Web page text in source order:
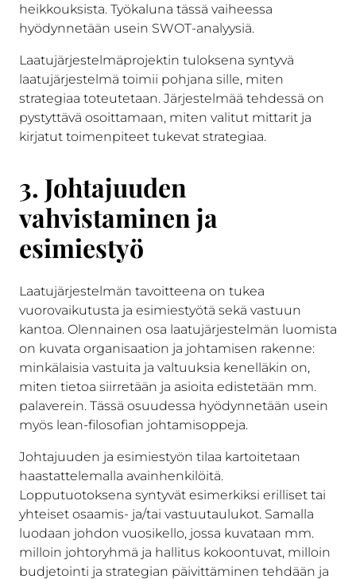
heikkouksista. Työkaluna tässä vaiheessa
hyödynnetään usein SWOT-analyysiä.
Laatujärjestelmäprojektin tuloksena syntyvä
laatujärjestelmä toimii pohjana sille, miten
strategiaa toteutetaan. Järjestelmää tehdessä on
pystyttävä osoittamaan, miten valitut mittarit ja
kirjatut toimenpiteet tukevat strategiaa.
3. Johtajuuden
vahvistaminen ja
esimiestyö
Laatujärjestelmän tavoitteena on tukea
vuorovaikutusta ja esimiestyötä sekä vastuun
kantoa. Olennainen osa laatujärjestelmän luomista
on kuvata organisaation ja johtamisen rakenne:
minkälaisia vastuita ja valtuuksia kenelläkin on,
miten tietoa siirretään ja asioita edistetään mm.
palaverein. Tässä osuudessa hyödynnetään usein
myös lean-filosofian johtamisoppeja.
Johtajuuden ja esimiestyön tilaa kartoitetaan
haastattelemalla avainhenkilöitä.
Lopputuotoksena syntyvät esimerkiksi erilliset tai
yhteiset osaamis- ja/tai vastuutaulukot. Samalla
luodaan johdon vuosikello, jossa kuvataan mm.
milloin johtoryhmä ja hallitus kokoontuvat, milloin
budjetointi ja strategian päivittäminen tehdään ja